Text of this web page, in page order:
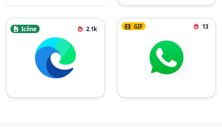
Icône 2.1k GIF 13